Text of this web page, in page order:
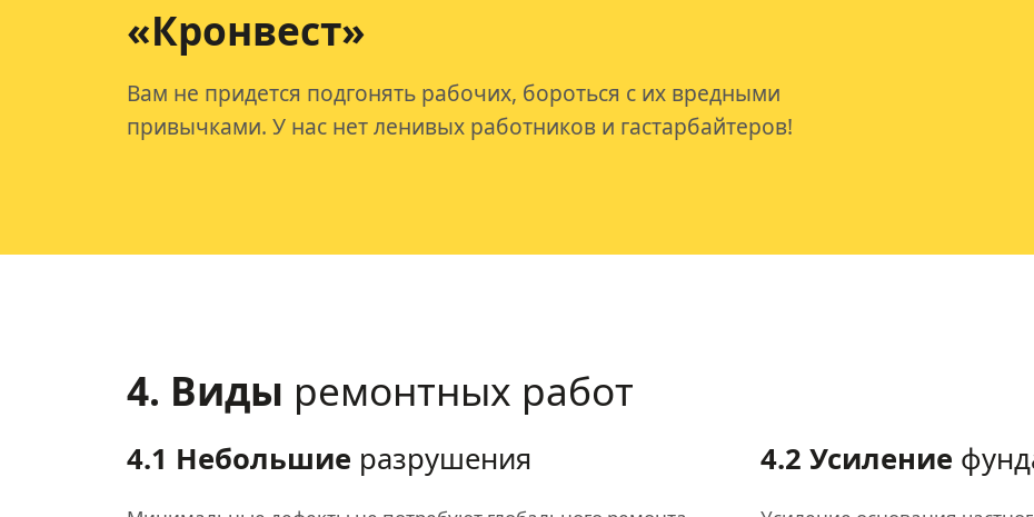
«Кронвест»
Вам не придется подгонять рабочих, бороться с их вредными
привычками. У нас нет ленивых работников и гастарбайтеров!
4. Виды ремонтных работ
4.1 Небольшие разрушения 4.2 Усиление